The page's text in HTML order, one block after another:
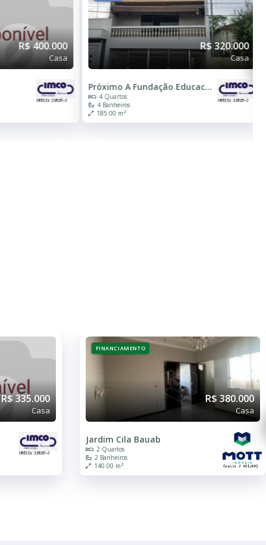
R$ 400.000
Casa
R$ 320.000
Casa
Próximo A Fundação Educacional De Jaú
4 Quartos
4 Banheiros
185.00 m²
R$ 335.000
Casa
FINANCIAMENTO
R$ 380.000
Casa
Jardim Cila Bauab
2 Quartos
2 Banheiros
140.00 m²